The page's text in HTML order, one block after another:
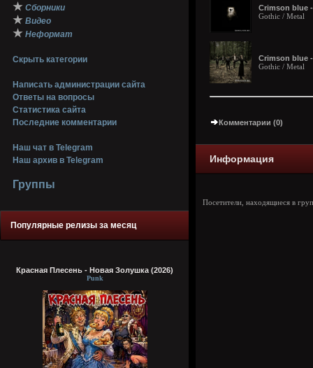
★ Сборники
★ Видео
★ Неформат
Скрыть категории
Написать администрации сайта
Ответы на вопросы
Статистика сайта
Последние комментарии
Наш чат в Telegram
Наш архив в Telegram
Группы
Популярные релизы за месяц
Красная Плесень - Новая Золушка (2026)
Punk
Crimson blue
Gothic / Metal
Crimson blue
Gothic / Metal
Комментарии (0)
Информация
Посетители, находящиеся в